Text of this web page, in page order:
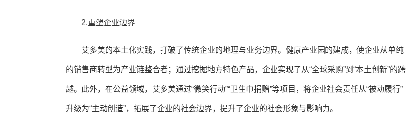
2.重塑企业边界
艾多美的本土化实践，打破了传统企业的地理与业务边界。健康产业园的建成，使企业从单纯
的销售商转型为产业链整合者；通过挖掘地方特色产品，企业实现了从“全球采购”到“本土创新”的跨
越。此外，在公益领域，艾多美通过“微笑行动”“卫生巾捐赠”等项目，将企业社会责任从“被动履行”
升级为“主动创造”，拓展了企业的社会边界，提升了企业的社会形象与影响力。